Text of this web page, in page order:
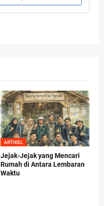
ARTIKEL
Jejak-Jejak yang Mencari
Rumah di Antara Lembaran
Waktu